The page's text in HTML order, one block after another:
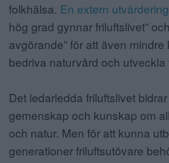
folkhälsa. En extern utvärdering
hög grad gynnar friluftslivet”
avgörande” för att även
bedriva naturvård och utveckla
Det ledarledda friluftslivet
gemenskap och kunskap om
och natur. Men för att kunna
generationer friluftsutövare